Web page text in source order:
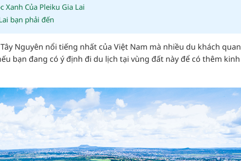
Xanh Của Pleiku Gia Lai
bạn phải đến
Nguyên nổi tiếng nhất của Việt Nam mà nhiều du khách quan
bạn đang có ý định đi du lịch tại vùng đất này để có thêm kinh